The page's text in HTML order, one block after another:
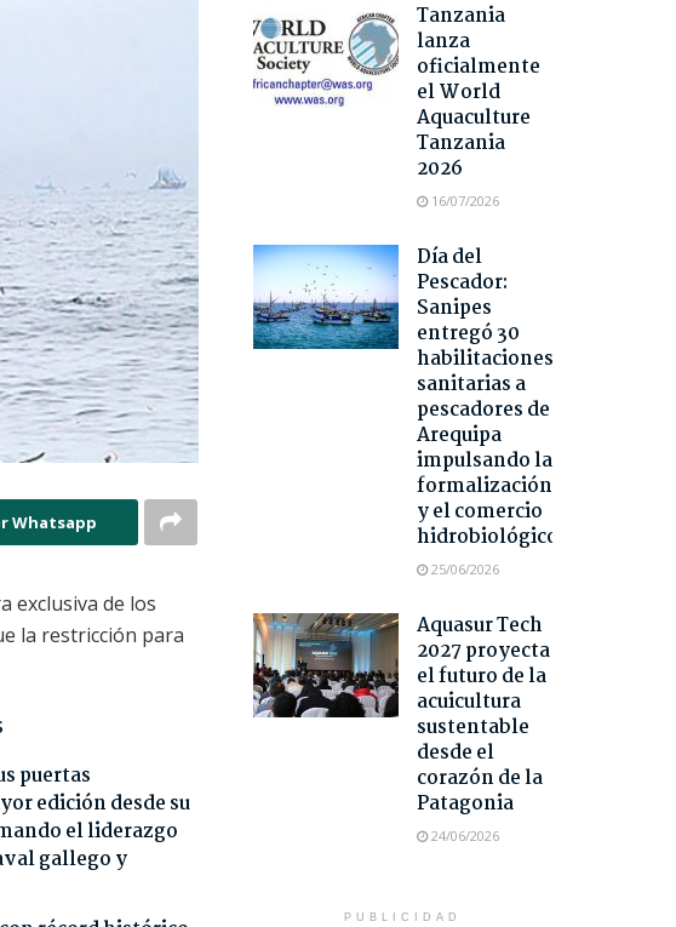
Whatsapp
exclusiva de los
la restricción para
puertas
edición desde su
el liderazgo
gallego y
Tanzania
lanza
oficialmente
el World
Aquaculture
Tanzania
2026
16/07/2026
Día del
Pescador:
Sanipes
entregó 30
habilitaciones
sanitarias a
pescadores de
Arequipa
impulsando la
formalización
y el comercio
hidrobiológico
25/06/2026
Aquasur Tech
2027 proyecta
el futuro de la
acuicultura
sustentable
desde el
corazón de la
Patagonia
24/06/2026
PUBLICIDAD